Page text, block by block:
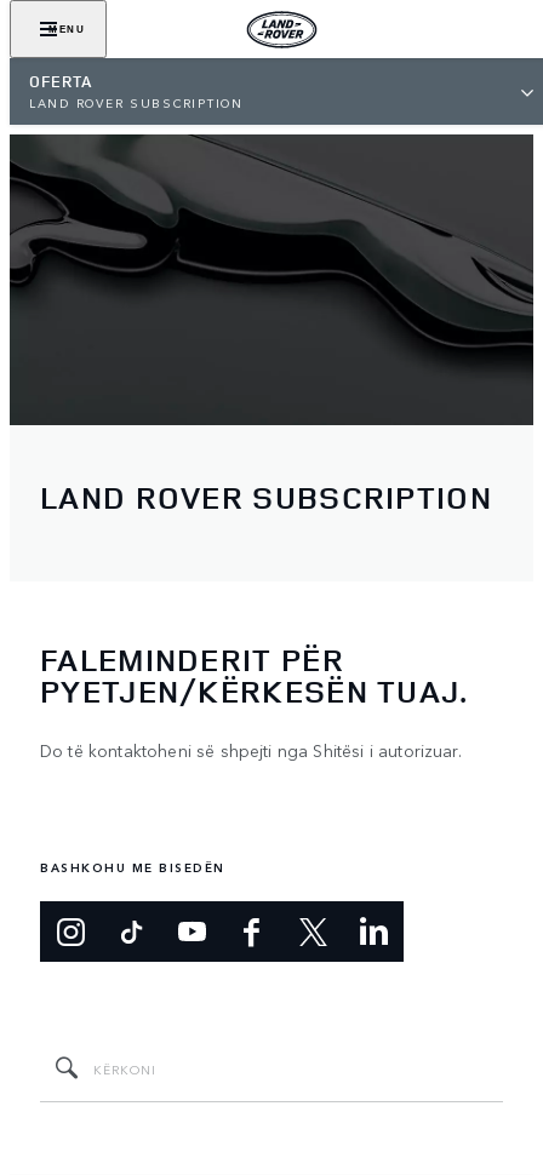
MENU
OFERTA
LAND ROVER SUBSCRIPTION
LAND ROVER SUBSCRIPTION
FALEMINDERIT PËR
PYETJEN/KËRKESËN TUAJ.
Do të kontaktoheni së shpejti nga Shitësi i autorizuar.
BASHKOHU ME BISEDËN